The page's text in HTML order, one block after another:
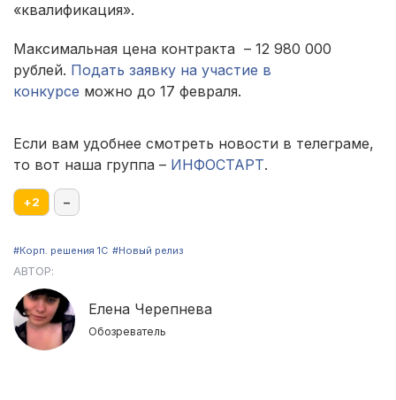
«квалификация».
Максимальная цена контракта – 12 980 000
рублей. Подать заявку на участие в
конкурсе можно до 17 февраля.
Если вам удобнее смотреть новости в телеграме,
то вот наша группа – ИНФОСТАРТ.
+2 –
#Корп. решения 1С #Новый релиз
АВТОР:
Елена Черепнева
Обозреватель